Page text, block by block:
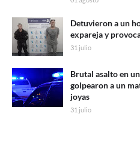
Detuvieron a un
expareja y
31 julio
Brutal asalto en
golpearon a un
joyas
31 julio